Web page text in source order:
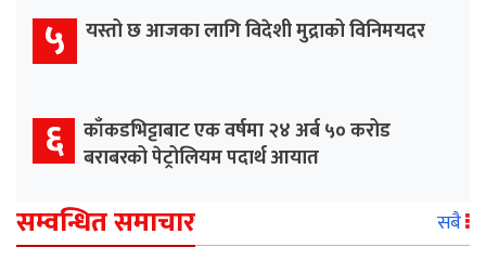
५ यस्तो छ आजका लागि विदेशी मुद्राको विनिमयदर
६ काँकडभिट्टाबाट एक वर्षमा २४ अर्ब ५० करोड
बराबरको पेट्रोलियम पदार्थ आयात
सम्वन्धित समाचार सबै